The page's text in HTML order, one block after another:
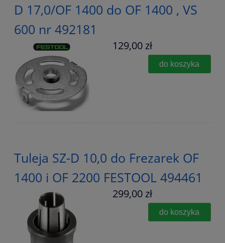
D 17,0/OF 1400 do OF 1400 , VS
600 nr 492181
129,00 zł
do koszyka
Tuleja SZ-D 10,0 do Frezarek OF
1400 i OF 2200 FESTOOL 494461
299,00 zł
do koszyka